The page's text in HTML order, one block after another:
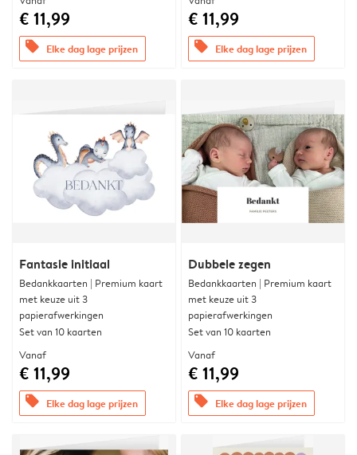
€ 11,99
offers Elke dag lage prijzen
€ 11,99
offers Elke dag lage prijzen
Fantasie initiaal
Bedankkaarten | Premium kaart
met keuze uit 3
papierafwerkingen
Set van 10 kaarten
Vanaf
€ 11,99
offers Elke dag lage prijzen
Dubbele zegen
Bedankkaarten | Premium kaart
met keuze uit 3
papierafwerkingen
Set van 10 kaarten
Vanaf
€ 11,99
offers Elke dag lage prijzen